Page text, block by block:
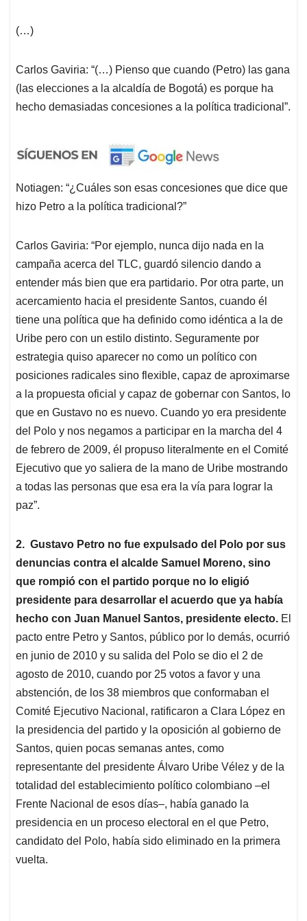
(…)
Carlos Gaviria: “(…) Pienso que cuando (Petro) las gana
(las elecciones a la alcaldía de Bogotá) es porque ha
hecho demasiadas concesiones a la política tradicional”.
Notiagen: “¿Cuáles son esas concesiones que dice que
hizo Petro a la política tradicional?”
Carlos Gaviria: “Por ejemplo, nunca dijo nada en la
campaña acerca del TLC, guardó silencio dando a
entender más bien que era partidario. Por otra parte, un
acercamiento hacia el presidente Santos, cuando él
tiene una política que ha definido como idéntica a la de
Uribe pero con un estilo distinto. Seguramente por
estrategia quiso aparecer no como un político con
posiciones radicales sino flexible, capaz de aproximarse
a la propuesta oficial y capaz de gobernar con Santos, lo
que en Gustavo no es nuevo. Cuando yo era presidente
del Polo y nos negamos a participar en la marcha del 4
de febrero de 2009, él propuso literalmente en el Comité
Ejecutivo que yo saliera de la mano de Uribe mostrando
a todas las personas que esa era la vía para lograr la
paz”.
2. Gustavo Petro no fue expulsado del Polo por sus
denuncias contra el alcalde Samuel Moreno, sino
que rompió con el partido porque no lo eligió
presidente para desarrollar el acuerdo que ya había
hecho con Juan Manuel Santos, presidente electo. El
pacto entre Petro y Santos, público por lo demás, ocurrió
en junio de 2010 y su salida del Polo se dio el 2 de
agosto de 2010, cuando por 25 votos a favor y una
abstención, de los 38 miembros que conformaban el
Comité Ejecutivo Nacional, ratificaron a Clara López en
la presidencia del partido y la oposición al gobierno de
Santos, quien pocas semanas antes, como
representante del presidente Álvaro Uribe Vélez y de la
totalidad del establecimiento político colombiano –el
Frente Nacional de esos días–, había ganado la
presidencia en un proceso electoral en el que Petro,
candidato del Polo, había sido eliminado en la primera
vuelta.